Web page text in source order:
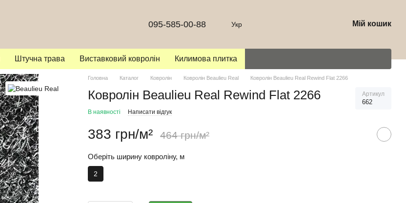
095-585-00-88 Укр Мій кошик
Штучна трава Виставковий ковролін Килимова плитка
Головна Каталог Ковролін Ковролін Beaulieu Real Ковролін Beaulieu Real Rewind Flat 2266
Ковролін Beaulieu Real Rewind Flat 2266 Артикул
662
В наявності Написати відгук
383 грн/м² 464 грн/м²
Оберіть ширину ковроліну, м
2